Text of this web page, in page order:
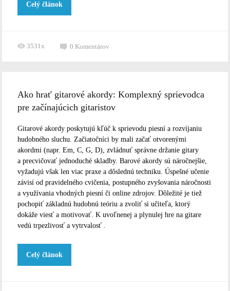
Celý článok
3531x 0Komentárov
Ako hrať gitarové akordy: Komplexný sprievodca
pre začínajúcich gitaristov
Gitarové akordy poskytujú kľúč k sprievodu piesní a rozvíjaniu
hudobného sluchu. Začiatočníci by mali začať otvorenými
akordmi (napr. Em, C, G, D), zvládnuť správne držanie gitary
a precvičovať jednoduché skladby. Barové akordy sú náročnejšie,
vyžadujú však len viac praxe a dôslednú techniku. Úspešné učenie
závisí od pravidelného cvičenia, postupného zvyšovania náročnosti
a využívania vhodných piesní či online zdrojov. Dôležité je tiež
pochopiť základnú hudobnú teóriu a zvoliť si učiteľa, ktorý
dokáže viesť a motivovať. K uvoľnenej a plynulej hre na gitare
vedú trpezlivosť a vytrvalosť .
Celý článok